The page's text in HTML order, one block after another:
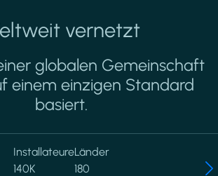
vernetzt
globalen Gemeinschaft
einem einzigen Standard
basiert.
Installateure
140K
Länder
180